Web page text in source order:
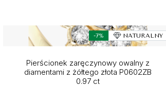
-7% NATURALNY
Pierścionek zaręczynowy owalny z
diamentami z żółtego złota P0602ZB
0.97 ct